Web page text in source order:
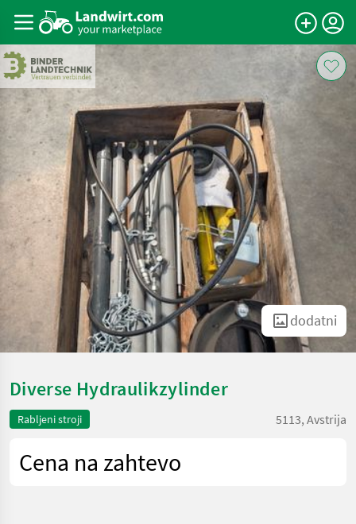
dodatni
Diverse Hydraulikzylinder
Rabljeni stroji 5113, Avstrija
Cena na zahtevo